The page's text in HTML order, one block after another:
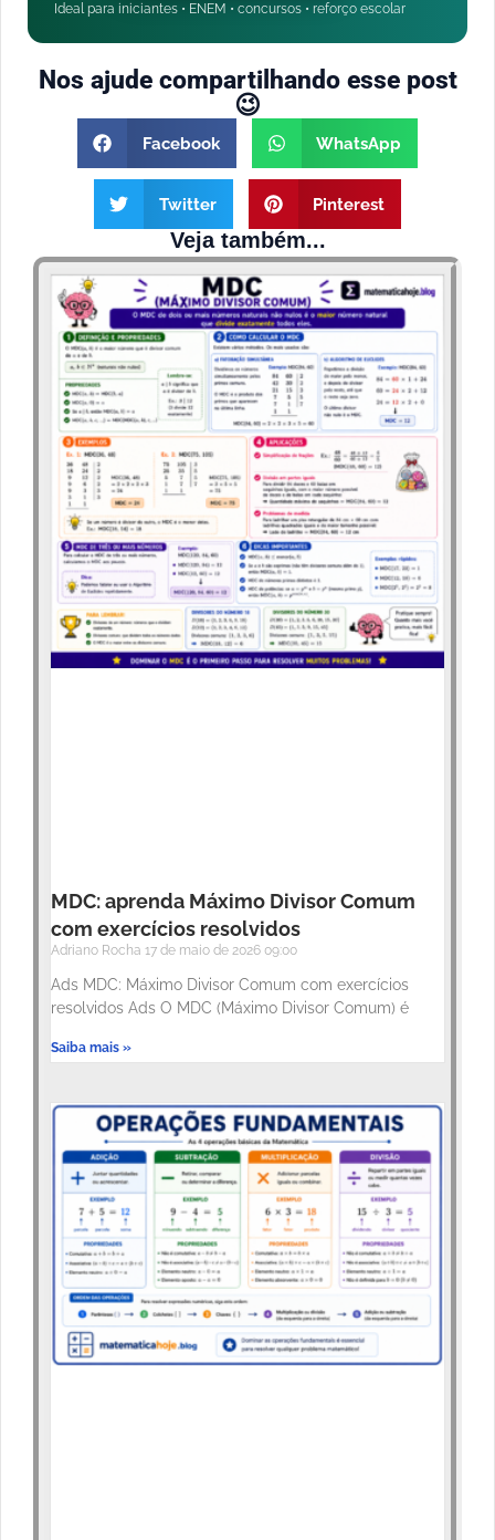
Ideal para iniciantes • ENEM • concursos • reforço escolar
Nos ajude compartilhando esse post
😉
Facebook WhatsApp
Twitter Pinterest
Veja também...
MDC: aprenda Máximo Divisor Comum
com exercícios resolvidos
Adriano Rocha 17 de maio de 2026 09:00
Ads MDC: Máximo Divisor Comum com exercícios
resolvidos Ads O MDC (Máximo Divisor Comum) é
Saiba mais »